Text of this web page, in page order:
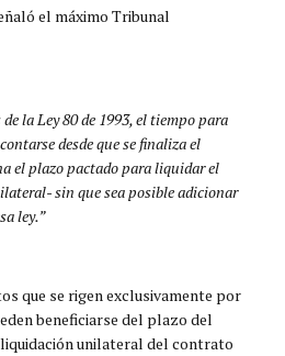
el máximo Tribunal
la Ley 80 de 1993, el tiempo para
desde que se finaliza el
el plazo pactado para liquidar el
sin que sea posible adicionar
ley.”
que se rigen exclusivamente por
beneficiarse del plazo del
unilateral del contrato